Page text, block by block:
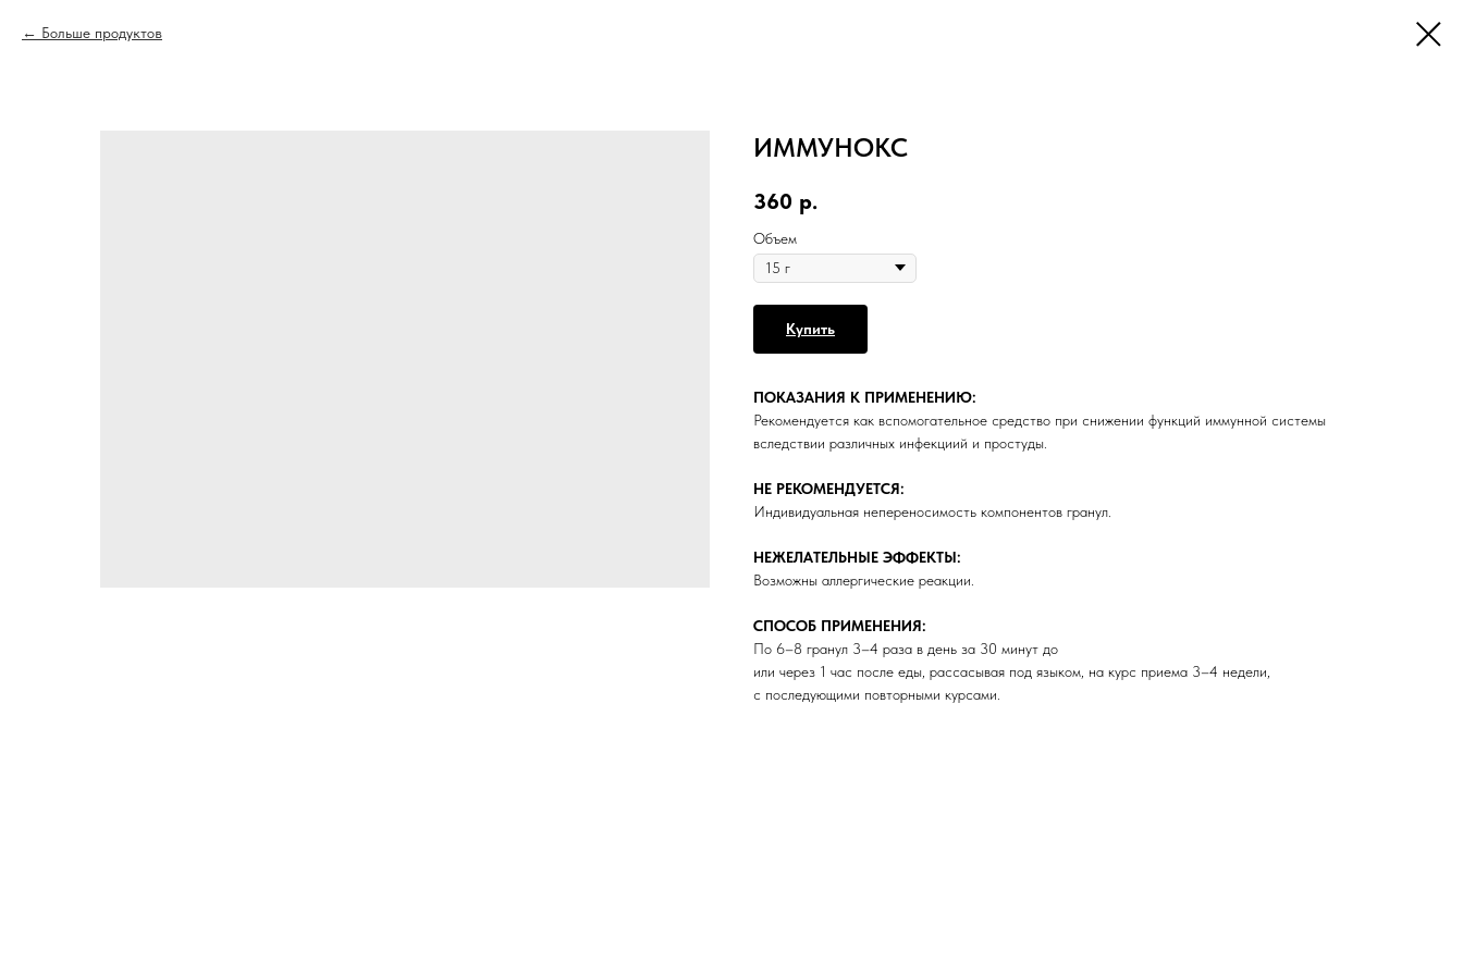
Больше продуктов
ИММУНОКС
360 р.
Объем
Купить
ПОКАЗАНИЯ К ПРИМЕНЕНИЮ:
Рекомендуется как вспомогательное средство при снижении функций иммунной системы
вследствии различных инфекциий и простуды.
НЕ РЕКОМЕНДУЕТСЯ:
Индивидуальная непереносимость компонентов гранул.
НЕЖЕЛАТЕЛЬНЫЕ ЭФФЕКТЫ:
Возможны аллергические реакции.
СПОСОБ ПРИМЕНЕНИЯ:
По 6–8 гранул 3–4 раза в день за 30 минут до
или через 1 час после еды, рассасывая под языком, на курс приема 3–4 недели,
с последующими повторными курсами.